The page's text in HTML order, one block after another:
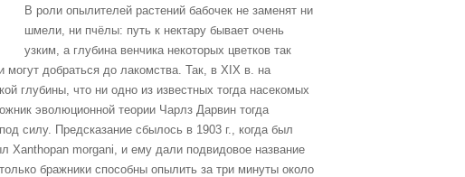
В роли опылителей растений бабочек не заменят ни
шмели, ни пчёлы: путь к нектару бывает очень
узким, а глубина венчика некоторых цветков так
могут добраться до лакомства. Так, в XIX в. на
глубины, что ни одно из известных тогда насекомых
эволюционной теории Чарлз Дарвин тогда
силу. Предсказание сбылось в 1903 г., когда был
Xanthopan morgani, и ему дали подвидовое название
бражники способны опылить за три минуты около